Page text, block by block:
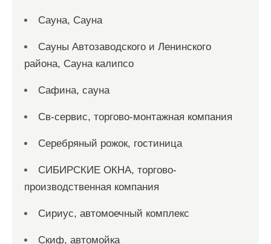
Сауна, Сауна
Сауны Автозаводского и Ленинского
района, Сауна калипсо
Сафина, сауна
Св-сервис, торгово-монтажная компания
Серебряный рожок, гостиница
СИБИРСКИЕ ОКНА, торгово-
производственная компания
Сириус, автомоечный комплекс
Скиф, автомойка